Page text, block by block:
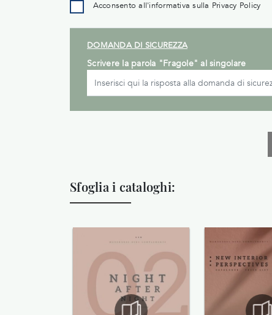
Acconsento all'informativa sulla Privacy Policy
DOMANDA DI SICUREZZA
Scrivere la parola "Fragole" al singolare
Sfoglia i cataloghi: